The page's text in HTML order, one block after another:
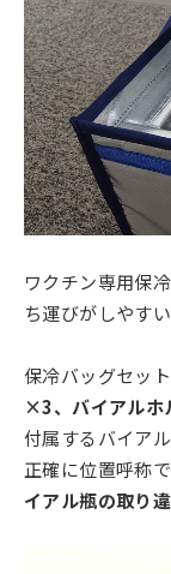
ワクチン専用保冷
ち運びがしやす
保冷バッグセット
×3、バイアル
付属するバイア
正確に位置呼称
イアル瓶の取り